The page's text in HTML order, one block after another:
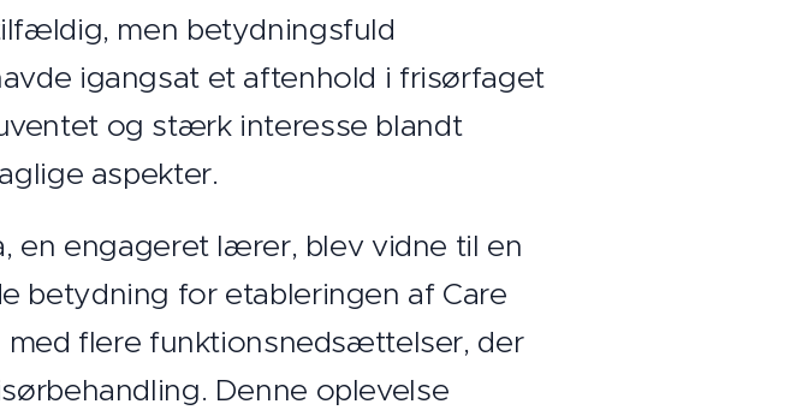
men betydningsfuld
igangsat et aftenhold i frisørfaget
og stærk interesse blandt
aspekter.
en engageret lærer, blev vidne til en
betydning for etableringen af Care
med flere funktionsnedsættelser, der
Denne oplevelse